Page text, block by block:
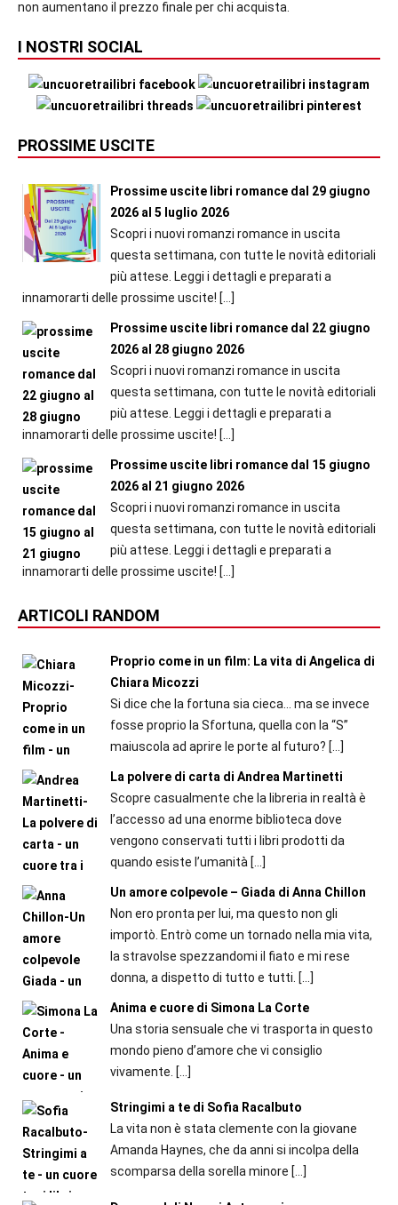
non aumentano il prezzo finale per chi acquista.
I NOSTRI SOCIAL
PROSSIME USCITE
Prossime uscite libri romance dal 29 giugno
2026 al 5 luglio 2026
Scopri i nuovi romanzi romance in uscita
questa settimana, con tutte le novità editoriali
più attese. Leggi i dettagli e preparati a
innamorarti delle prossime uscite! […]
Prossime uscite libri romance dal 22 giugno
2026 al 28 giugno 2026
Scopri i nuovi romanzi romance in uscita
questa settimana, con tutte le novità editoriali
più attese. Leggi i dettagli e preparati a
innamorarti delle prossime uscite! […]
Prossime uscite libri romance dal 15 giugno
2026 al 21 giugno 2026
Scopri i nuovi romanzi romance in uscita
questa settimana, con tutte le novità editoriali
più attese. Leggi i dettagli e preparati a
innamorarti delle prossime uscite! […]
ARTICOLI RANDOM
Proprio come in un film: La vita di Angelica di
Chiara Micozzi
Si dice che la fortuna sia cieca… ma se invece
fosse proprio la Sfortuna, quella con la “S”
maiuscola ad aprire le porte al futuro? […]
La polvere di carta di Andrea Martinetti
Scopre casualmente che la libreria in realtà è
l’accesso ad una enorme biblioteca dove
vengono conservati tutti i libri prodotti da
quando esiste l’umanità […]
Un amore colpevole – Giada di Anna Chillon
Non ero pronta per lui, ma questo non gli
importò. Entrò come un tornado nella mia vita,
la stravolse spezzandomi il fiato e mi rese
donna, a dispetto di tutto e tutti. […]
Anima e cuore di Simona La Corte
Una storia sensuale che vi trasporta in questo
mondo pieno d’amore che vi consiglio
vivamente. […]
Stringimi a te di Sofia Racalbuto
La vita non è stata clemente con la giovane
Amanda Haynes, che da anni si incolpa della
scomparsa della sorella minore […]